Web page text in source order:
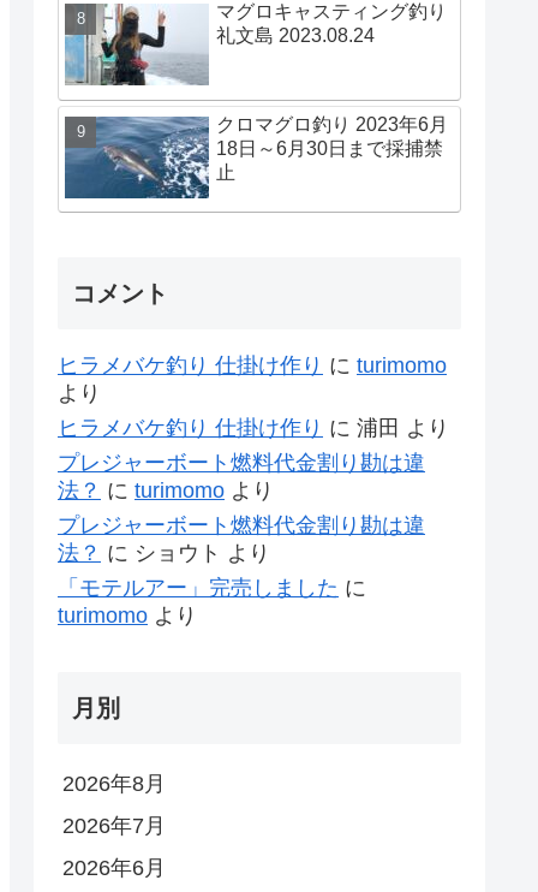
マグロキャスティング釣り
礼文島 2023.08.24
クロマグロ釣り 2023年6月
18日～6月30日まで採捕禁
止
コメント
ヒラメバケ釣り 仕掛け作り に turimomo
より
ヒラメバケ釣り 仕掛け作り に 浦田 より
プレジャーボート燃料代金割り勘は違
法？ に turimomo より
プレジャーボート燃料代金割り勘は違
法？ に ショウト より
「モテルアー」完売しました に
turimomo より
月別
2026年8月
2026年7月
2026年6月